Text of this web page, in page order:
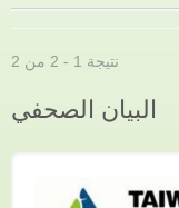
نتيجة 1 - 2 من 2
البيان الصحفي